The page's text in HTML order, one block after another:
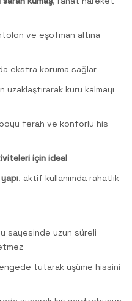
ve eşofman altına
ekstra koruma sağlar
kuru kalmayı
ferah ve konforlu his
için ideal
, aktif kullanımda rahatlık
sayesinde uzun süreli
tutarak üşüme hissini